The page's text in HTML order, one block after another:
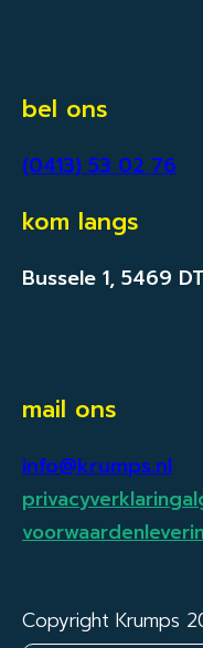
bel ons
(0413) 53 02 76
kom langs
Bussele 1, 5469
mail ons
info@krumps.nl
privacyverklaring
voorwaarden
Copyright Krumps